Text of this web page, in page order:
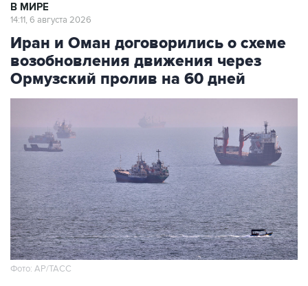
В МИРЕ
14:11, 6 августа 2026
Иран и Оман договорились о схеме
возобновления движения через
Ормузский пролив на 60 дней
Фото: AP/ТАСС